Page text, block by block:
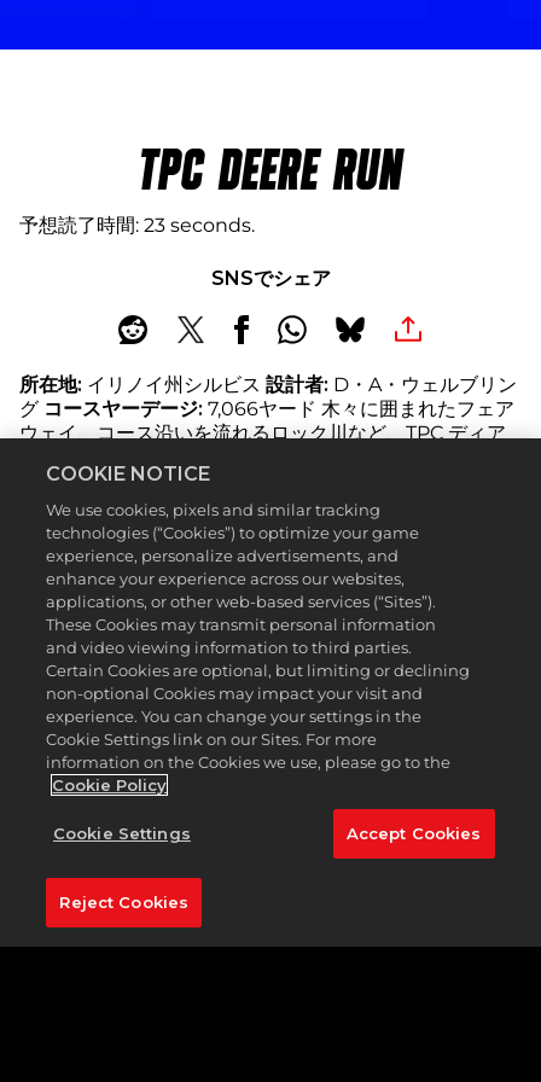
TPC DEERE RUN
予想読了時間 23 seconds
SNSでシェア
所在地: イリノイ州シルビス 設計者: D・A・ウェルブリン
グ コースヤーデージ: 7,066ヤード 木々に囲まれたフェア
ウェイ、コース沿いを流れるロック川など、TPC ディア
は「クアド・シティーズ・オープン」で、これは隣接する
ダベンポート、ロックアイランド、モリーン、ベッテンド
ルフの4市の通称に由来する。また1971年からPGAツアー
で使用されている。コース設計者であり前PGAツアープ
ロのD・A・ウェルブリングは起伏に富んだ地形を取り入
れ、このコースの美観を実現した。周囲の自然は魅力的だ
が、本コースには様々な難関が待ち受けているので、集中
力を維持しよう。
注目のホール:16番 (158ヤード・パー3) 観衆が静まって競
技に集中できるようになったら、16番ホールの芸術的なそ
の姿を観察しよう。約158ヤード先のポールはロック川を
見下ろす丘の上のグリーンにあり、３つのバンカーに囲ま
れている。右手の木々はミスショットが OB になり過ぎ
ないよう守る壁となっていて、ホールに集中しやすくなっ
ている。バンカーを超えてグリーンに乗せるには9番アイ
アンで十分だが、運が悪いと川に落ちる可能性があるの
SNSでシェア
COOKIE NOTICE
We use cookies, pixels and similar tracking
technologies (“Cookies”) to optimize your game
experience, personalize advertisements, and
enhance your experience across our websites,
applications, or other web-based services (“Sites”).
These Cookies may transmit personal information
and video viewing information to third parties.
Certain Cookies are optional, but limiting or declining
non-optional Cookies may impact your visit and
experience. You can change your settings in the
Cookie Settings link on our Sites. For more
information on the Cookies we use, please go to the
Cookie Policy
Cookie Settings Accept Cookies
Reject Cookies